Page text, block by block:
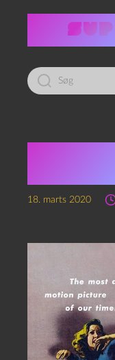
Led
efter:
18. marts 2020